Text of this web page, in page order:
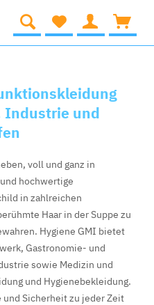
Industrie und
voll und ganz in
hochwertige
in zahlreichen
Haar in der Suppe zu
Hygiene GMI bietet
Gastronomie- und
sowie Medizin und
und Hygienebekleidung.
und Sicherheit zu jeder Zeit